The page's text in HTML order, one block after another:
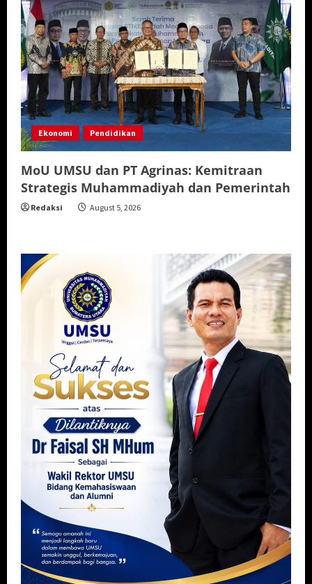
Ekonomi Pendidikan
MoU UMSU dan PT Agrinas: Kemitraan
Strategis Muhammadiyah dan Pemerintah
Redaksi August 5, 2026